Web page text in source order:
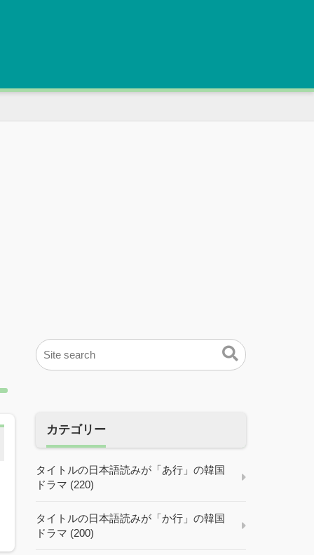
カテゴリー
タイトルの日本語読みが「あ行」の韓国
ドラマ (220)
タイトルの日本語読みが「か行」の韓国
ドラマ (200)